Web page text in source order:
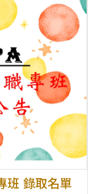
班 錄取名單